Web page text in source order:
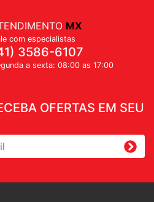
OFERTAS EM SEU
MX
com especialistas
3586-6107
a sexta: 08:00 as 17:00